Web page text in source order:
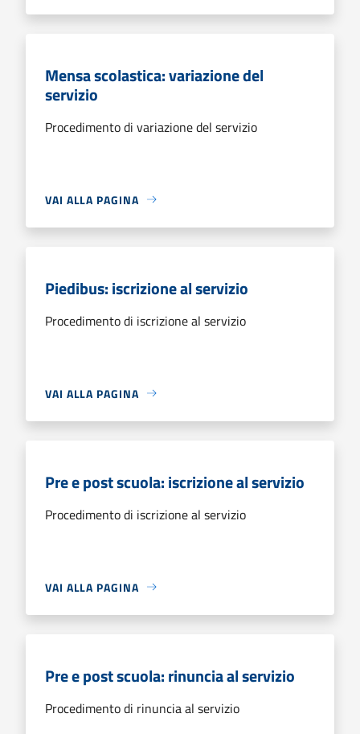
Mensa scolastica: variazione del
servizio
Procedimento di variazione del servizio
VAI ALLA PAGINA
Piedibus: iscrizione al servizio
Procedimento di iscrizione al servizio
VAI ALLA PAGINA
Pre e post scuola: iscrizione al servizio
Procedimento di iscrizione al servizio
VAI ALLA PAGINA
Pre e post scuola: rinuncia al servizio
Procedimento di rinuncia al servizio